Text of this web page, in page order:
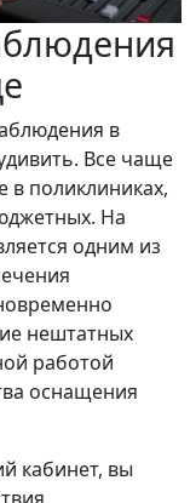
в
Все чаще
в поликлиниках,
На
одним из
нештатных
работой
оснащения
кабинет, вы